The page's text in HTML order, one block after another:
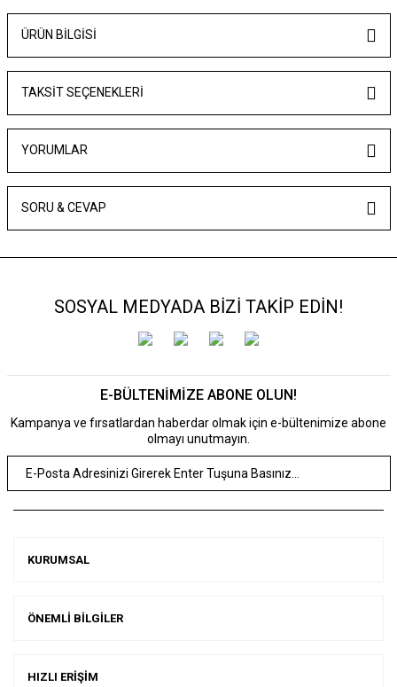
ÜRÜN BILGISI
TAKSIT SEÇENEKLERI
YORUMLAR
SORU & CEVAP
SOSYAL MEDYADA BİZİ TAKİP EDİN!
E-BÜLTENİMİZE ABONE OLUN!
Kampanya ve fırsatlardan haberdar olmak için e-bültenimize abone
olmayı unutmayın.
KURUMSAL
ÖNEMLİ BİLGİLER
HIZLI ERİŞİM